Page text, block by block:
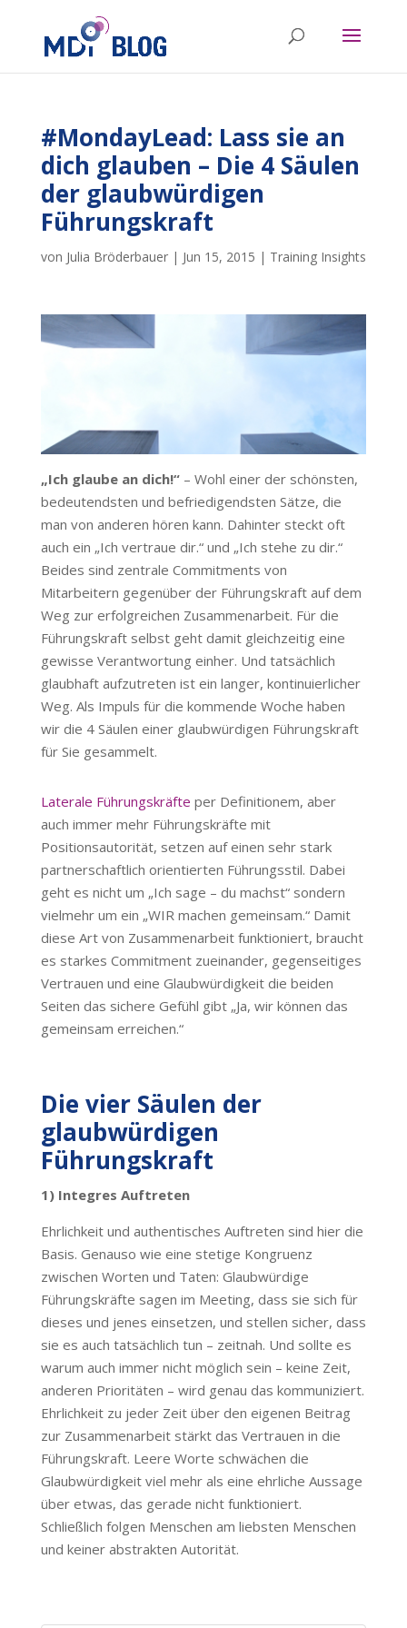
#MondayLead: Lass sie an
dich glauben – Die 4 Säulen
der glaubwürdigen
Führungskraft
von Julia Bröderbauer| Jun 15, 2015 | Training Insights
„Ich glaube an dich!“– Wohl einer der schönsten,
bedeutendsten und befriedigendsten Sätze, die
man von anderen hören kann. Dahinter steckt oft
auch ein „Ich vertraue dir.“ und „Ich stehe zu dir.“
Beides sind zentrale Commitments von
Mitarbeitern gegenüber der Führungskraft auf dem
Weg zur erfolgreichen Zusammenarbeit. Für die
Führungskraft selbst geht damit gleichzeitig eine
gewisse Verantwortung einher. Und tatsächlich
glaubhaft aufzutreten ist ein langer, kontinuierlicher
Weg. Als Impuls für die kommende Woche haben
wir die 4 Säulen einer glaubwürdigen Führungskraft
für Sie gesammelt.
Laterale Führungskräfte per Definitionem, aber
auch immer mehr Führungskräfte mit
Positionsautorität, setzen auf einen sehr stark
partnerschaftlich orientierten Führungsstil. Dabei
geht es nicht um „Ich sage – du machst“ sondern
vielmehr um ein „WIR machen gemeinsam.“ Damit
diese Art von Zusammenarbeit funktioniert, braucht
es starkes Commitment zueinander, gegenseitiges
Vertrauen und eine Glaubwürdigkeit die beiden
Seiten das sichere Gefühl gibt „Ja, wir können das
gemeinsam erreichen.“
Die vier Säulen der
glaubwürdigen
Führungskraft
1) Integres Auftreten
Ehrlichkeit und authentisches Auftreten sind hier die
Basis. Genauso wie eine stetige Kongruenz
zwischen Worten und Taten: Glaubwürdige
Führungskräfte sagen im Meeting, dass sie sich für
dieses und jenes einsetzen, und stellen sicher, dass
sie es auch tatsächlich tun – zeitnah. Und sollte es
warum auch immer nicht möglich sein – keine Zeit,
anderen Prioritäten – wird genau das kommuniziert.
Ehrlichkeit zu jeder Zeit über den eigenen Beitrag
zur Zusammenarbeit stärkt das Vertrauen in die
Führungskraft. Leere Worte schwächen die
Glaubwürdigkeit viel mehr als eine ehrliche Aussage
über etwas, das gerade nicht funktioniert.
Schließlich folgen Menschen am liebsten Menschen
und keiner abstrakten Autorität.